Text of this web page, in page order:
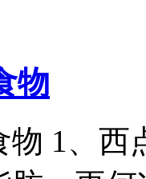
物
物 1、西